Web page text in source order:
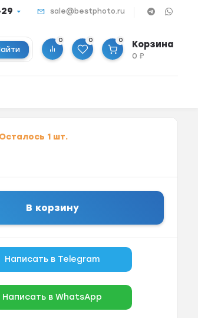
sale@bestphoto.ru
0 0 0 Корзина
0₽
Осталось 1 шт.
В корзину
Написать в Telegram
Написать в WhatsApp